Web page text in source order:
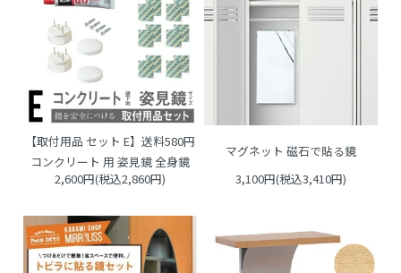
【取付用品 セット E】送料580円
コンクリート 用 姿見鏡 全身鏡
2,600円(税込2,860円)
マグネット 磁石で貼る鏡
3,100円(税込3,410円)